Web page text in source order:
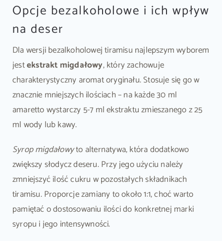
Opcje bezalkoholowe i ich wpływ
na deser
Dla wersji bezalkoholowej tiramisu najlepszym wyborem
jestekstrakt migdałowy, który zachowuje
charakterystyczny aromat oryginału. Stosuje się go w
znacznie mniejszych ilościach – na każde 30 ml
amaretto wystarczy 5-7 ml ekstraktu zmieszanego z 25
ml wody lub kawy.
Syrop migdałowyto alternatywa, która dodatkowo
zwiększy słodycz deseru. Przy jego użyciu należy
zmniejszyć ilość cukru w pozostałych składnikach
tiramisu. Proporcje zamiany to około 1:1, choć warto
pamiętać o dostosowaniu ilości do konkretnej marki
syropu i jego intensywności.